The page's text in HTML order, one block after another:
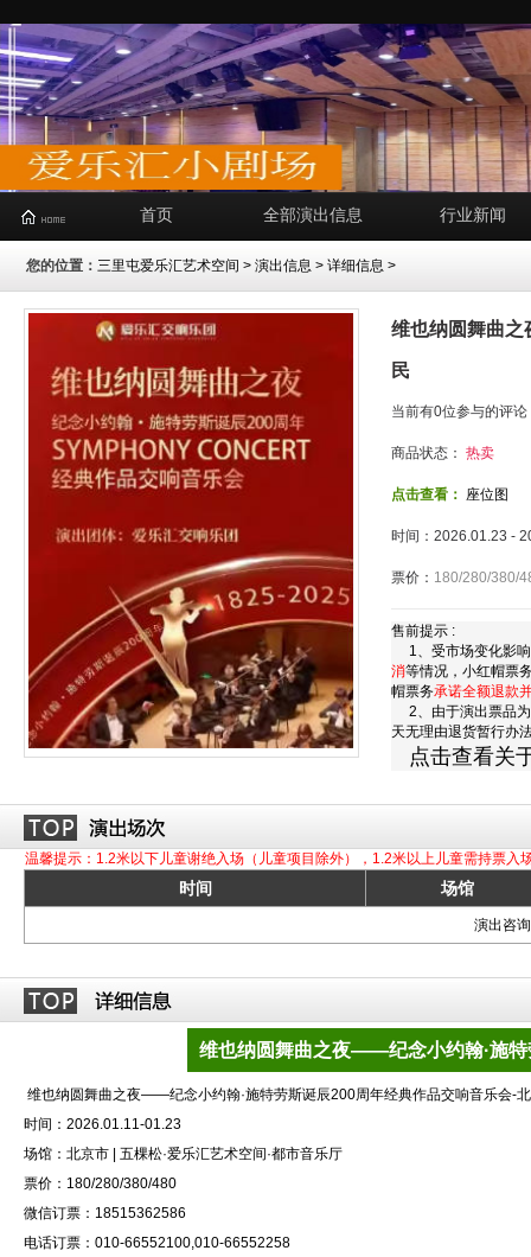
首页 全部演出信息 行业新闻
您的位置： 三里屯爱乐汇艺术空间 > 演出信息 > 详细信息 >
维也纳圆舞曲
民
当前有0位参与的评论
商品状态： 热卖
点击查看： 座位图
时间：2026.01.23 -
票价： 180/280/380/
售前提示 :
1、受市场变化影响
消等情况，小红帽票
帽票务承诺全额退款
2、由于演出票品为
天无理由退货暂行办
点击查看关
温馨提示：1.2米以下儿童谢绝入场（儿童项目除外），1.2米以上儿童需持票入
时间 场馆
演出咨
维也纳圆舞曲之夜——纪念小约翰·施特
维也纳圆舞曲之夜——纪念小约翰·施特劳斯诞辰200周年经典作品交响音乐会-
时间：2026.01.11-01.23
场馆：北京市 | 五棵松·爱乐汇艺术空间·都市音乐厅
票价：180/280/380/480
微信订票：18515362586
电话订票：010-66552100,010-66552258